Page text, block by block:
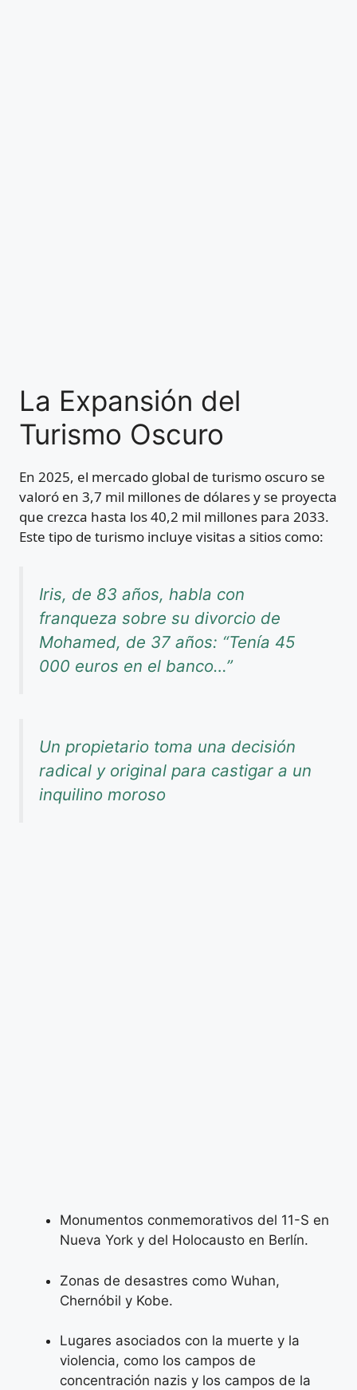
La Expansión del
Turismo Oscuro
En 2025, el mercado global de turismo oscuro se
valoró en 3,7 mil millones de dólares y se proyecta
que crezca hasta los 40,2 mil millones para 2033.
Este tipo de turismo incluye visitas a sitios como:
Iris, de 83 años, habla con
franqueza sobre su divorcio de
Mohamed, de 37 años: “Tenía 45
000 euros en el banco…”
Un propietario toma una decisión
radical y original para castigar a un
inquilino moroso
Monumentos conmemorativos del 11-S en
Nueva York y del Holocausto en Berlín.
Zonas de desastres como Wuhan,
Chernóbil y Kobe.
Lugares asociados con la muerte y la
violencia, como los campos de
concentración nazis y los campos de la